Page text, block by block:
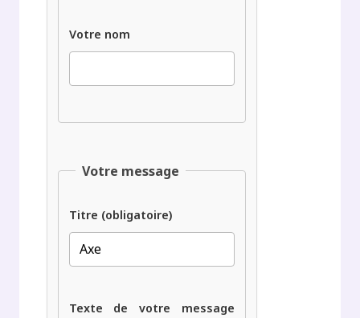
Votre nom
Votre message
Titre (obligatoire)
Texte de votre message